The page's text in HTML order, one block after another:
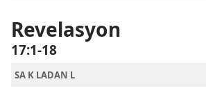
Revelasyon
17​:​1-18
SA K LADAN L